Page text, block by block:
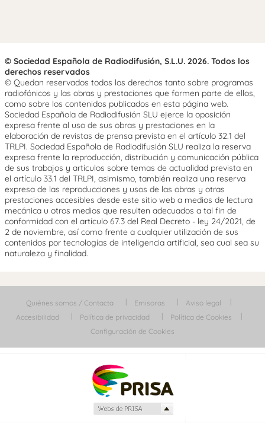
© Sociedad Española de Radiodifusión, S.L.U. 2026. Todos los
derechos reservados
© Quedan reservados todos los derechos tanto sobre programas
radiofónicos y las obras y prestaciones que formen parte de ellos,
como sobre los contenidos publicados en esta página web.
Sociedad Española de Radiodifusión SLU ejerce la oposición
expresa frente al uso de sus obras y prestaciones en la
elaboración de revistas de prensa prevista en el artículo 32.1 del
TRLPI. Sociedad Española de Radiodifusión SLU realiza la reserva
expresa frente la reproducción, distribución y comunicación pública
de sus trabajos y artículos sobre temas de actualidad prevista en
el artículo 33.1 del TRLPI, asimismo, también realiza una reserva
expresa de las reproducciones y usos de las obras y otras
prestaciones accesibles desde este sitio web a medios de lectura
mecánica u otros medios que resulten adecuados a tal fin de
conformidad con el artículo 67.3 del Real Decreto - ley 24/2021, de
2 de noviembre, así como frente a cualquier utilización de sus
contenidos por tecnologías de inteligencia artificial, sea cual sea su
naturaleza y finalidad.
Quiénes somos / Contacta Emisoras
Aviso legal
Accesibilidad
Política de privacidad
Política de Cookies
Configuración de Cookies